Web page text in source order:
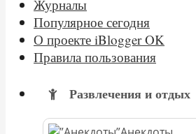
Журналы
Популярное сегодня
О проекте iBlogger OK
Правила пользования
Развлечения и отдых